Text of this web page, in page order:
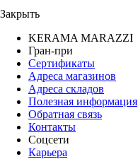
Закрыть
KERAMA MARAZZI
Гран-при
Сертификаты
Адреса магазинов
Адреса складов
Полезная информация
Обратная связь
Контакты
Соцсети
Карьера